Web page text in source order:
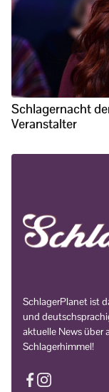
Schlagernacht
Veranstalter
SchlagerPlanet ist
und
aktuelle News über
Schlagerhimmel!